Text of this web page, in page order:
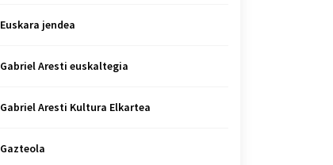
Euskara jendea
Gabriel Aresti euskaltegia
Gabriel Aresti Kultura Elkartea
Gazteola